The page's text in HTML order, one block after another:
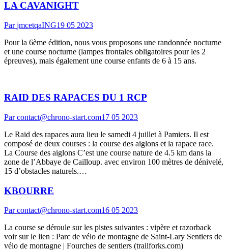
LA CAVANIGHT
ParjmcetqaING19 05 2023
Pour la 6ème édition, nous vous proposons une randonnée nocturne
et une course nocturne (lampes frontales obligatoires pour les 2
épreuves), mais également une course enfants de 6 à 15 ans.
RAID DES RAPACES DU 1 RCP
Parcontact@chrono-start.com17 05 2023
Le Raid des rapaces aura lieu le samedi 4 juillet à Pamiers. Il est
composé de deux courses : la course des aiglons et la rapace race.
La Course des aiglons C’est une course nature de 4.5 km dans la
zone de l’Abbaye de Cailloup. avec environ 100 mètres de dénivelé,
15 d’obstacles naturels.…
KBOURRE
Parcontact@chrono-start.com16 05 2023
La course se déroule sur les pistes suivantes : vipère et razorback
voir sur le lien : Parc de vélo de montagne de Saint-Lary Sentiers de
vélo de montagne | Fourches de sentiers (trailforks.com)